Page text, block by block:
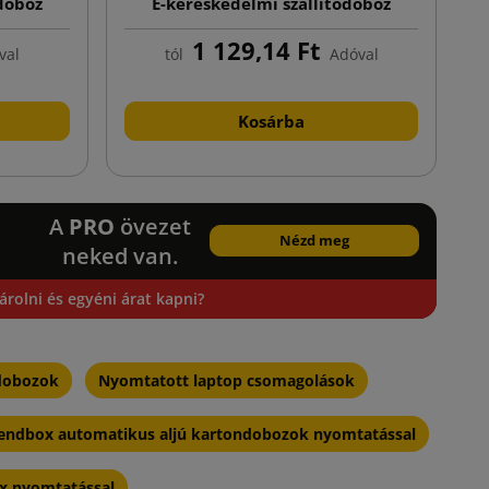
alj
nyomtatással, automata alj
tól 1 129,14 Ft Adóval
Kosárba
A PRO övezet
neked van.
Nézd meg
és egyéni árat kapni?
Nyomtatott laptop csomagolások
automatikus aljú kartondobozok nyomtatással